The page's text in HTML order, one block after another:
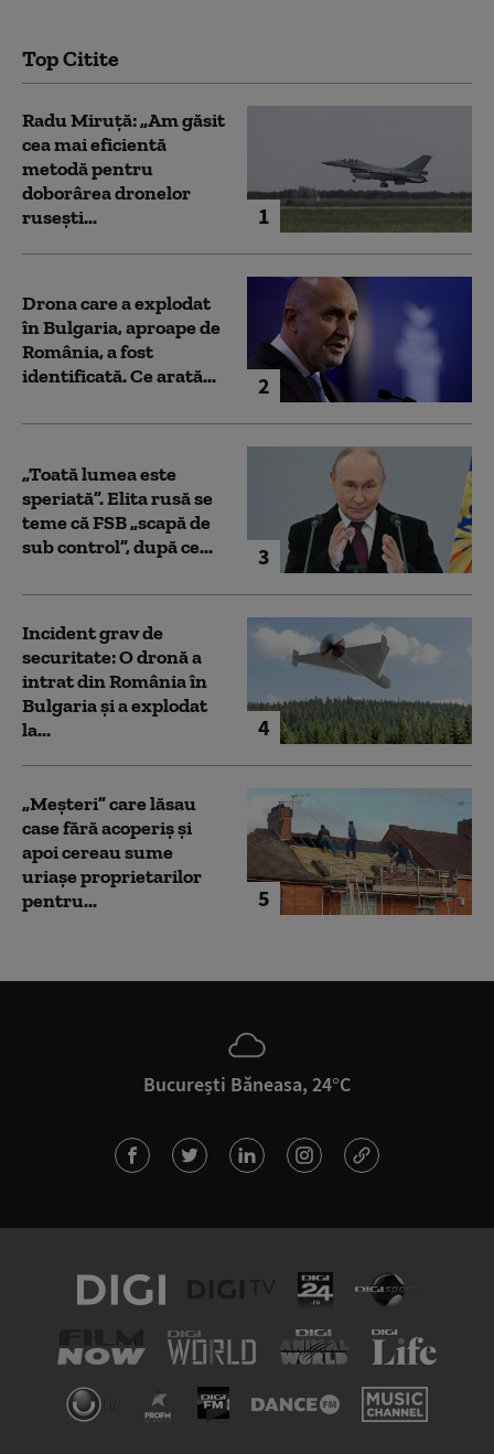
Top Citite
1
Radu Miruță: „Am găsit
cea mai eficientă
metodă pentru
doborârea dronelor
rusești...
2
Drona care a explodat
în Bulgaria, aproape de
România, a fost
identificată. Ce arată...
3
„Toată lumea este
speriată”. Elita rusă se
teme că FSB „scapă de
sub control”, după ce...
4
Incident grav de
securitate: O dronă a
intrat din România în
Bulgaria şi a explodat
la...
5
„Meșteri” care lăsau
case fără acoperiș și
apoi cereau sume
uriașe proprietarilor
pentru...
București Băneasa, 24°C